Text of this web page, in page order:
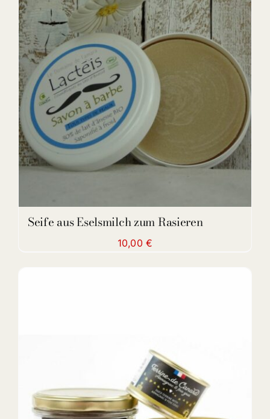
ADD TO CART /
Seife aus Eselsmilch zum Rasieren
10,00€